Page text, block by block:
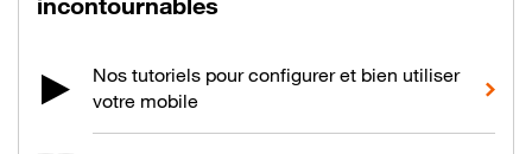
incontournables
Nos tutoriels pour configurer et bien utiliser
votre mobile